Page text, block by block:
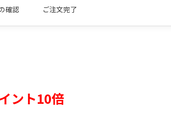
確認 ご注文完了
ント10倍